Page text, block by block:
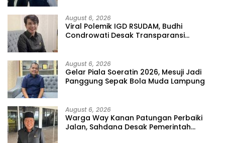
August 6, 2026
Viral Polemik IGD RSUDAM, Budhi
Condrowati Desak Transparansi
August 6, 2026
Gelar Piala Soeratin 2026, Mesuji Jadi
Panggung Sepak Bola Muda Lampung
August 6, 2026
Warga Way Kanan Patungan Perbaiki
Jalan, Sahdana Desak Pemerintah